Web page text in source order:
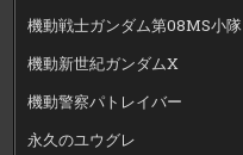
機動戦士ガンダム第08MS小隊
機動新世紀ガンダムX
機動警察パトレイバー
永久のユウグレ